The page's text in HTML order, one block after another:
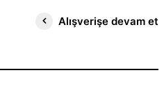
Alışverişe devam et